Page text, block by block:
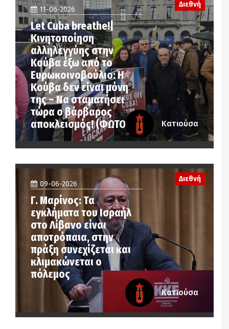
11-06-2026
Let Cuba breathe!|
Κινητοποίηση
αλληλεγγύης στην
Κούβα έξω από το
Ευρωκοινοβούλιο: Η
Κούβα δεν είναι μόνη
της – Να σταματήσει
τώρα ο βάρβαρος
αποκλεισμός! (ΦΩΤΟ)
Διεθνή
Κατιούσα
09-06-2026
Γ. Μαρίνος: Τα
εγκλήματα του Ισραήλ
στο Λίβανο είναι
αποτρόπαια, στην
πράξη συνεχίζεται και
κλιμακώνεται ο
πόλεμος
Διεθνή
Κατιούσα